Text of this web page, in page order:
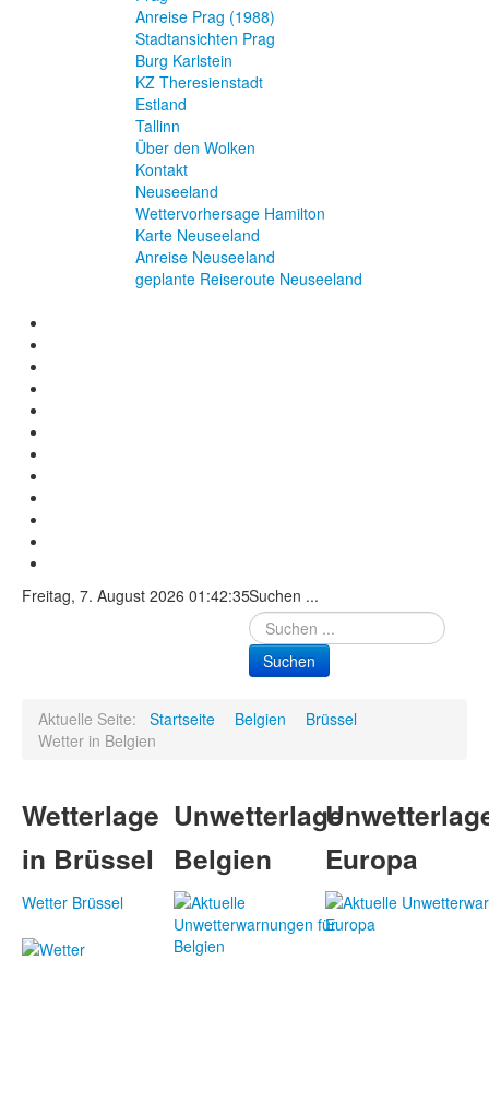
Anreise Prag (1988)
Stadtansichten Prag
Burg Karlstein
KZ Theresienstadt
Estland
Tallinn
Über den Wolken
Kontakt
Neuseeland
Wettervorhersage Hamilton
Karte Neuseeland
Anreise Neuseeland
geplante Reiseroute Neuseeland
Freitag, 7. August 2026 01:42:35Suchen ...
Suchen
Aktuelle Seite: Startseite Belgien
Brüssel
Wetter in Belgien
Wetterlage
in Brüssel
Wetter Brüssel
Unwetterlage
Belgien
Europa